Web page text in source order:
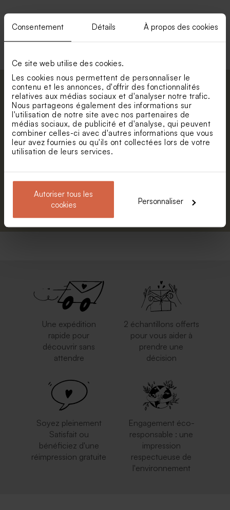
Consentement Détails À propos des cookies
Ce site web utilise des cookies.
Les cookies nous permettent de personnaliser le
contenu et les annonces, d'offrir des fonctionnalités
relatives aux médias sociaux et d'analyser notre trafic.
Nous partageons également des informations sur
l'utilisation de notre site avec nos partenaires de
médias sociaux, de publicité et d'analyse, qui peuvent
combiner celles-ci avec d'autres informations que vous
leur avez fournies ou qu'ils ont collectées lors de votre
utilisation de leurs services.
Autoriser tous les
cookies
Personnaliser
Voir toute la collection Enveloppe
Abonnez-vous à la newsletter et restez
informé. Petite surprise : bénéficiez de 5%
de réduction.
Prénom
E-mail
Une expédition
rapide pour
découvrir sans
attendre
2 échantillons offerts
pour vous aider à
prendre une
décision
Soyez pleinement
Satisfait ou
bénéficiez d'une
réimpression gratuite
Engagement éco-
responsable : une
impression
respectueuse de
l'environnement